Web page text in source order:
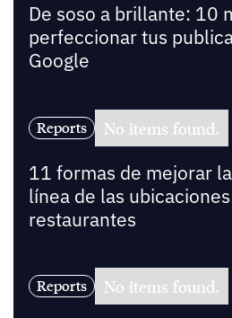
De soso a brillante: 10
perfeccionar tus
Google
Reports No items found.
11 formas de mejorar
línea de las
restaurantes
Reports No items found.